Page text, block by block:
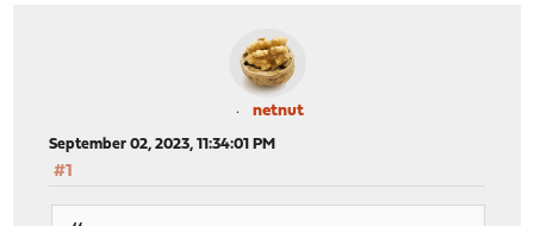
netnut
September 02, 2023, 11:34:01 PM
#1